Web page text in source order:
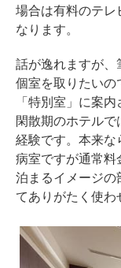
場合は有料のテレ
なります。
話が逸れますが、
個室を取りたいの
「特別室」に案
閑散期のホテル
経験です。本来な
病室ですが通常料
泊まるイメージの
てありがたく使わ